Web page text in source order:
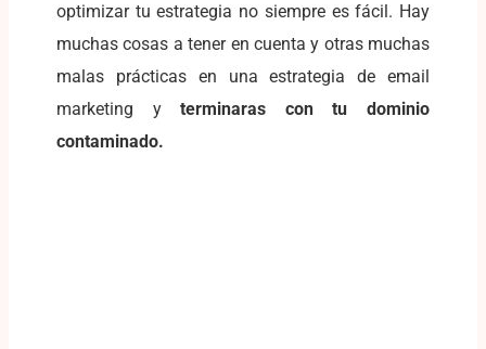
optimizar tu estrategia no siempre es fácil. Hay
muchas cosas a tener en cuenta y otras muchas
malas prácticas en una estrategia de email
marketing yterminaras con tu dominio
contaminado.